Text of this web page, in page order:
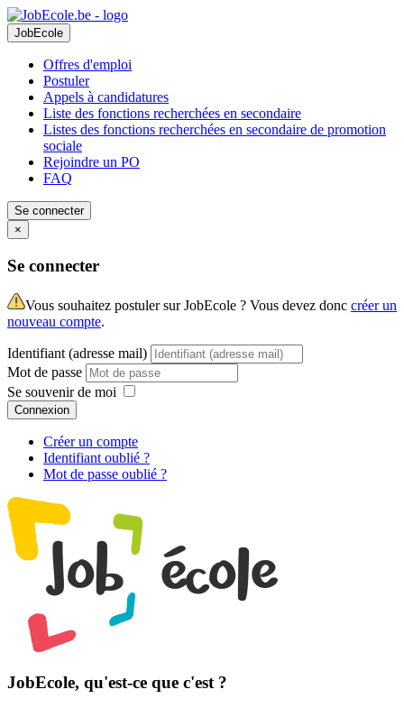
JobEcole
Offres d'emploi
Postuler
Appels à candidatures
Liste des fonctions recherchées en secondaire
Listes des fonctions recherchées en secondaire de promotion
sociale
Rejoindre un PO
FAQ
Se connecter
×
Se connecter
Vous souhaitez postuler sur JobEcole ? Vous devez donc créer un
nouveau compte.
Identifiant (adresse mail)
Mot de passe
Se souvenir de moi
Connexion
Créer un compte
Identifiant oublié ?
Mot de passe oublié ?
JobEcole, qu'est-ce que c'est ?